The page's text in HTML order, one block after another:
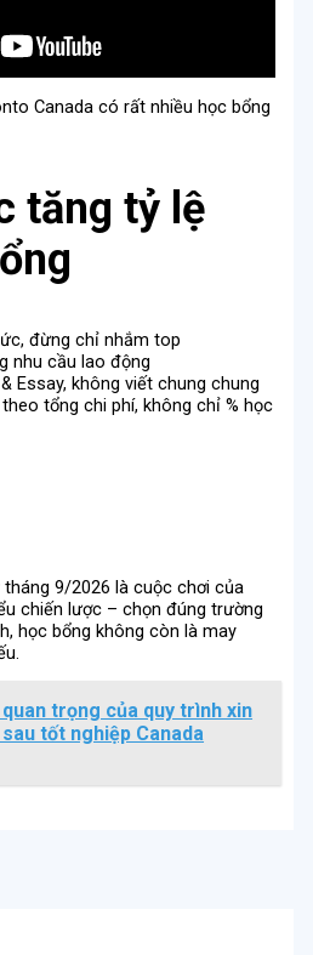
Canada có rất nhiều học bổng
tăng tỷ lệ
đừng chỉ nhắm top
nhu cầu lao động
Essay, không viết chung chung
tổng chi phí, không chỉ % học
tháng 9/2026 là cuộc chơi của
chiến lược – chọn đúng trường
học bổng không còn là may
trọng của quy trình xin
tốt nghiệp Canada